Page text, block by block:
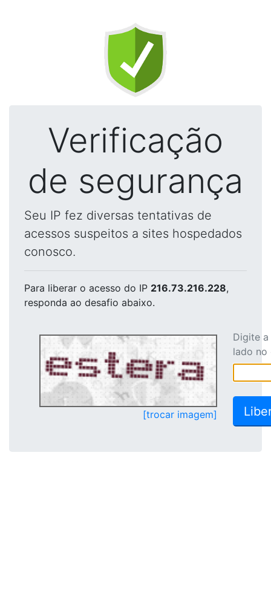
Verificação
de segurança
Seu IP fez diversas tentativas de
acessos suspeitos a sites hospedados
conosco.
Para liberar o acesso do IP 216.73.216.228,
responda ao desafio abaixo.
[trocar imagem]
Digite
lado no